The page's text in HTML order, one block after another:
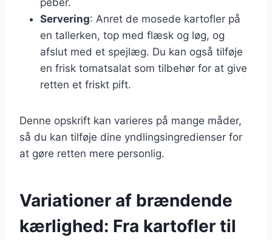
Servering: Anret de mosede kartofler på
en tallerken, top med flæsk og løg, og
afslut med et spejlæg. Du kan også tilføje
en frisk tomatsalat som tilbehør for at give
retten et friskt pift.
Denne opskrift kan varieres på mange måder,
så du kan tilføje dine yndlingsingredienser for
at gøre retten mere personlig.
Variationer af brændende
kærlighed: Fra kartofler til